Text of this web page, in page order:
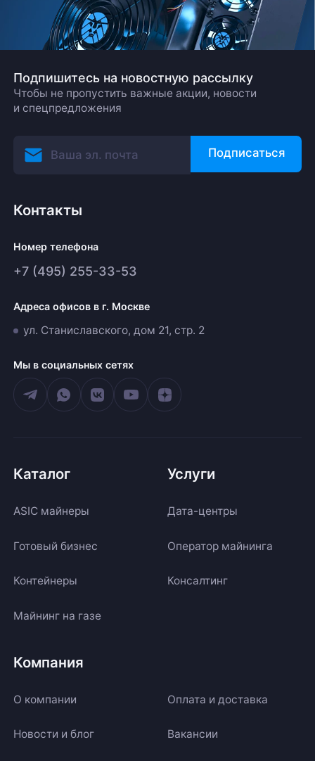
Подпишитесь на новостную рассылку
Чтобы не пропустить важные акции, новости
и спецпредложения
Подписаться
Контакты
Номер телефона
+7 (495) 255-33-53
Адреса офисов в г. Москве
ул. Станиславского, дом 21, стр. 2
Мы в социальных сетях
Каталог
ASIC майнеры
Готовый бизнес
Контейнеры
Майнинг на газе
Услуги
Дата-центры
Оператор майнинга
Консалтинг
Компания
О компании Оплата и доставка
Новости и блог Вакансии